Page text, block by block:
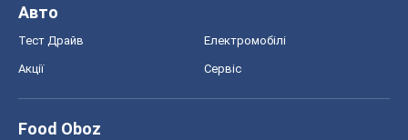
Авто
Тест Драйв Електромобілі
Акції Сервіс
Food Oboz